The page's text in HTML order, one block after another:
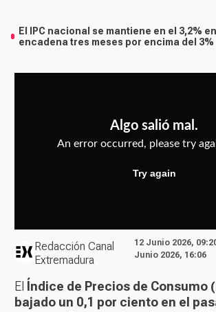
El IPC nacional se mantiene en el 3,2%
encadena tres meses por encima del 3%
Redacción Canal
Extremadura
12 Junio 2026,
Junio 2026, 16:06
El
Índice de Precios de Consumo
bajado un 0,1 por ciento en el